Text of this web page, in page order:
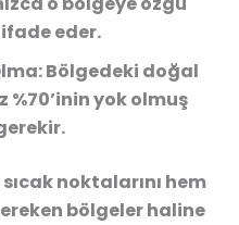
eder.
: Bölgedeki doğal
%70’inin yok olmuş
noktalarını hem
bölgeler haline